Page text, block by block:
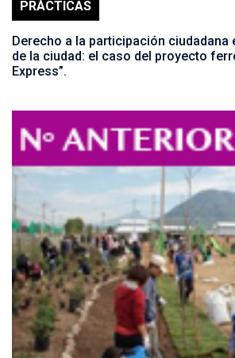
PRÁCTICAS
Derecho a la participación ciudadana
de la ciudad: el caso del proyecto
Express”.